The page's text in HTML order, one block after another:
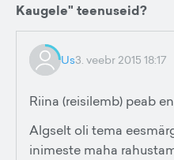
Kaugele" teenuseid?
Us3. veebr 2015 18:17
Riina (reisilemb) peab
Algselt oli tema
inimeste maha